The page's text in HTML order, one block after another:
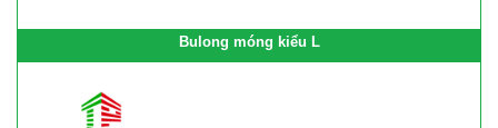
Bulong móng kiểu L